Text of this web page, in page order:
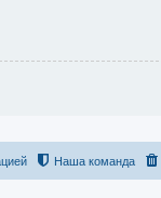
Наша команда